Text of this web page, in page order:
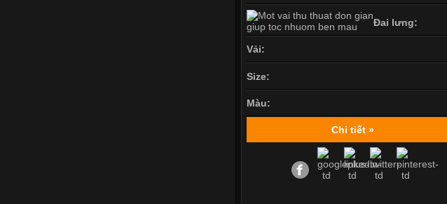
Đai lưng:
Vải:
Size:
Màu:
Chi tiết »